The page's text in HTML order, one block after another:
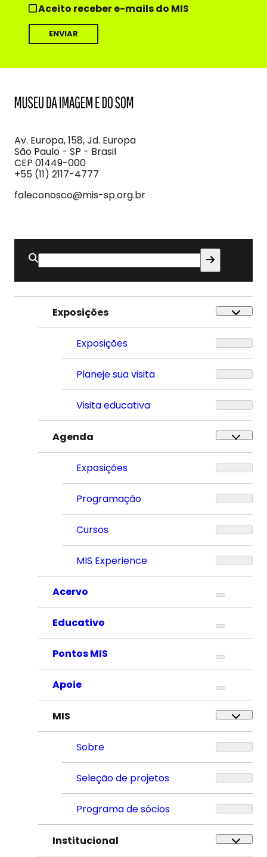
Aceito receber e-mails do MIS
Imagem
e
do
Som
Av. Europa, 158, Jd. Europa
São Paulo - SP - Brasil
CEP 01449-000
+55 (11) 2117-4777
faleconosco@mis-sp.org.br
Buscar
por:
Exposições
Exposições
Planeje sua visita
Visita educativa
Agenda
Exposições
Programação
Cursos
MIS Experience
Acervo
Educativo
Pontos MIS
Apoie
MIS
Sobre
Seleção de projetos
Programa de sócios
Institucional